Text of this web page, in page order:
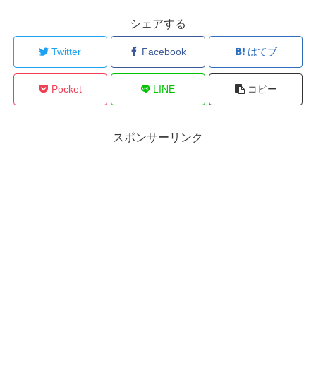
シェアする
Twitter Facebook はてブ
Pocket LINE コピー
スポンサーリンク